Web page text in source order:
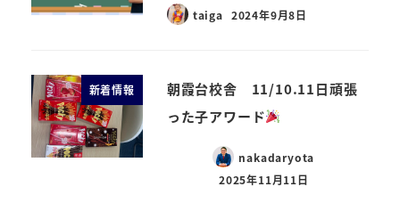
taiga 2024年9月8日
新着情報
朝霞台校舎 11/10.11日頑張
った子アワード
nakadaryota
2025年11月11日